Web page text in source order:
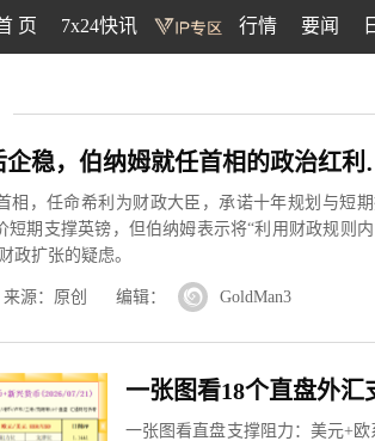
页 7x24快讯 行情 要闻
英镑连跌三
相，任命希利为财政大臣，承诺十年规划与短
短期支撑英镑，但伯纳姆表示将“利用财政规则
政扩张的疑虑。
来源：原创 编辑： GoldMan3
一张图看直盘支撑阻力：美元+